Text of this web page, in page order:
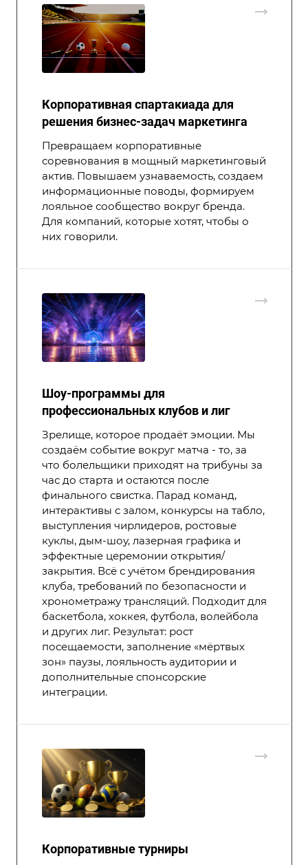
Корпоративная спартакиада для
решения бизнес-задач маркетинга
Превращаем корпоративные
соревнования в мощный маркетинговый
актив. Повышаем узнаваемость, создаем
информационные поводы, формируем
лояльное сообщество вокруг бренда.
Для компаний, которые хотят, чтобы о
них говорили.
Шоу-программы для
профессиональных клубов и лиг
Зрелище, которое продаёт эмоции. Мы
создаём событие вокруг матча - то, за
что болельщики приходят на трибуны за
час до старта и остаются после
финального свистка. Парад команд,
интерактивы с залом, конкурсы на табло,
выступления чирлидеров, ростовые
куклы, дым-шоу, лазерная графика и
эффектные церемонии открытия/
закрытия. Всё с учётом брендирования
клуба, требований по безопасности и
хронометражу трансляций. Подходит для
баскетбола, хоккея, футбола, волейбола
и других лиг. Результат: рост
посещаемости, заполнение «мёртвых
зон» паузы, лояльность аудитории и
дополнительные спонсорские
интеграции.
Корпоративные турниры